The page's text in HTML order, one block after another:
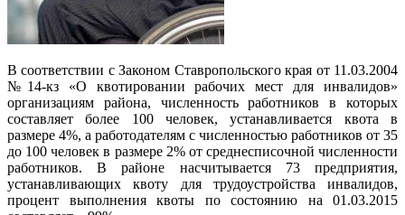
В соответствии с Законом Ставропольского края от 11.03.2004
№14-кз «О квотировании рабочих мест для инвалидов»
организациям района, численность работников в которых
составляет более 100 человек, устанавливается квота в
размере 4%, а работодателям с численностью работников от 35
до 100 человек в размере 2% от среднесписочной численности
работников. В районе насчитывается 73 предприятия,
устанавливающих квоту для трудоустройства инвалидов,
процент выполнения квоты по состоянию на 01.03.2015